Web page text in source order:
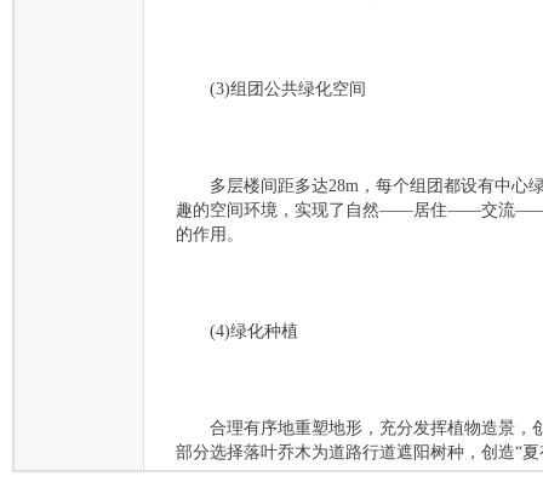
(3)组团公共绿化空间
多层楼间距多达28m，每个组团都设有中心
趣的空间环境，实现了自然——居住——交流——
的作用。
(4)绿化种植
合理有序地重塑地形，充分发挥植物造景，
部分选择落叶乔木为道路行道遮阳树种，创造“